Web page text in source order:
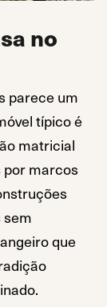
no
parece um
típico é
matricial
por marcos
sem
que